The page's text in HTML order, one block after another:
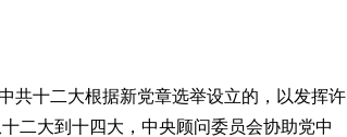
十二大根据新党章选举设立的，以发挥许
二大到十四大，中央顾问委员会协助党中